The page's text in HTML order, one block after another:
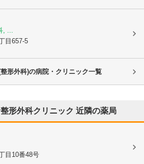
, ...
目657-5
形外科)の病院・クリニック一覧
形外科クリニック 近隣の薬局
目10番48号